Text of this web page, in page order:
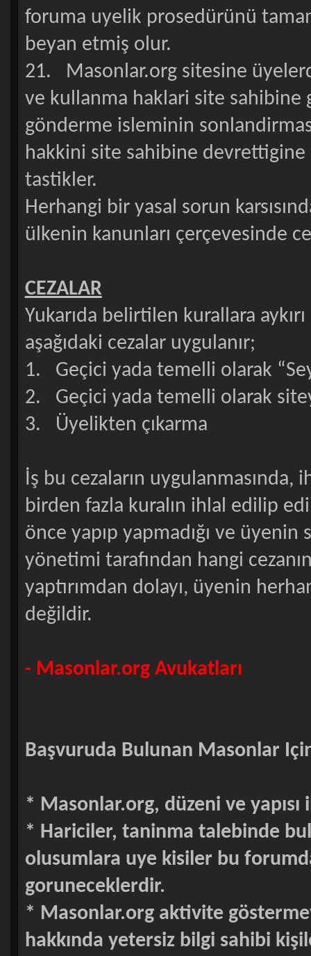
foruma uyelik prosedürünü
beyan etmiş olur.
21. Masonlar.org sitesine
ve kullanma haklari site sahibine
gönderme isleminin
hakkini site sahibine
tastikler.
Herhangi bir yasal sorun
ülkenin kanunları çerçevesinde
CEZALAR
Yukarıda belirtilen kurallara
aşağıdaki cezalar uygulanır;
1. Geçici yada temelli olarak
2. Geçici yada temelli olarak
3. Üyelikten çıkarma
İş bu cezaların uygulanmasında,
birden fazla kuralın ihlal edilip
önce yapıp yapmadığı ve
yönetimi tarafından hangi
yaptırımdan dolayı, üyenin
değildir.
- Masonlar.org Avukatları
Başvuruda Bulunan Masonlar
* Masonlar.org, düzeni ve
* Hariciler, taninma talebinde
olusumlara uye kisiler bu
goruneceklerdir.
* Masonlar.org aktivite
hakkında yetersiz bilgi sahibi